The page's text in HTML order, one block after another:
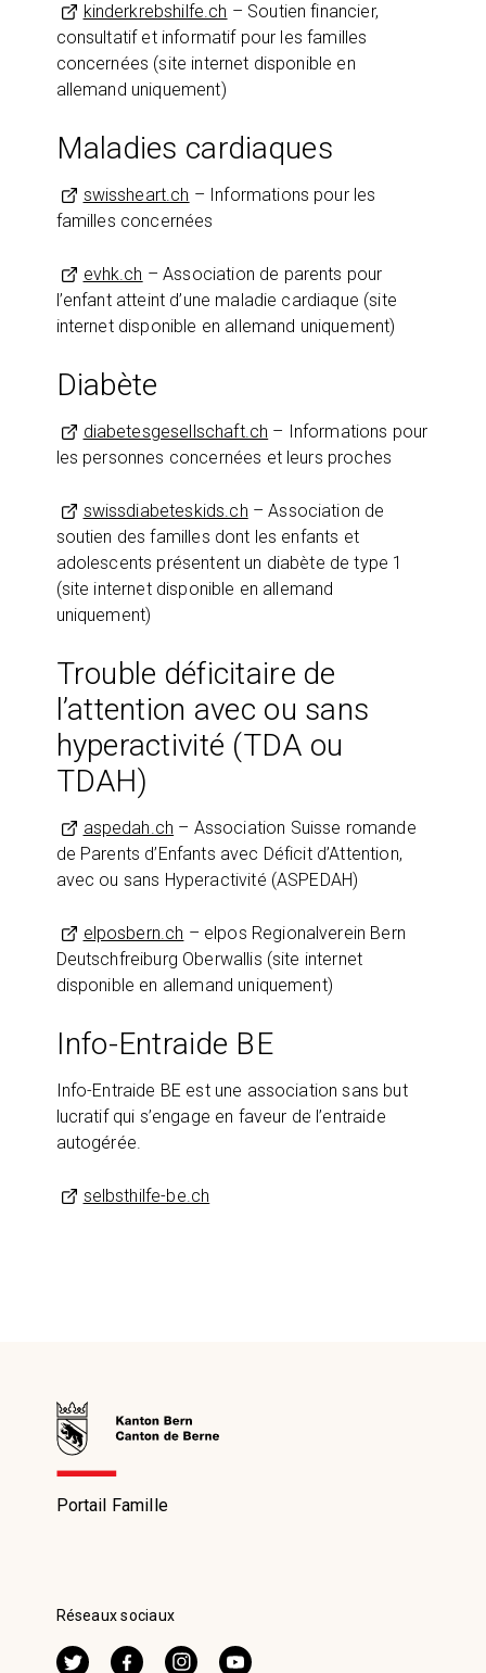
kinderkrebshilfe.ch – Soutien financier,
consultatif et informatif pour les familles
concernées (site internet disponible en
allemand uniquement)
Maladies cardiaques
swissheart.ch – Informations pour les
familles concernées
evhk.ch – Association de parents pour
l’enfant atteint d’une maladie cardiaque (site
internet disponible en allemand uniquement)
Diabète
diabetesgesellschaft.ch – Informations pour
les personnes concernées et leurs proches
swissdiabeteskids.ch – Association de
soutien des familles dont les enfants et
adolescents présentent un diabète de type 1
(site internet disponible en allemand
uniquement)
Trouble déficitaire de
l’attention avec ou sans
hyperactivité (TDA ou
TDAH)
aspedah.ch – Association Suisse romande
de Parents d’Enfants avec Déficit d’Attention,
avec ou sans Hyperactivité (ASPEDAH)
elposbern.ch – elpos Regionalverein Bern
Deutschfreiburg Oberwallis (site internet
disponible en allemand uniquement)
Info-Entraide BE
Info-Entraide BE est une association sans but
lucratif qui s’engage en faveur de l’entraide
autogérée.
selbsthilfe-be.ch
Portail Famille
Réseaux sociaux